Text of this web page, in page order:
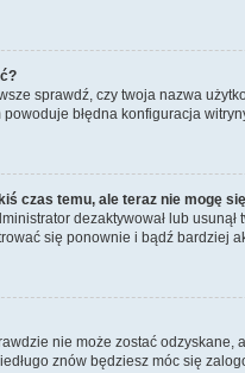
sprawdź, czy twoja nazwa
błędna konfiguracja
czas temu, ale teraz nie mogę
dezaktywował lub
się ponownie i bądź bardziej
nie może zostać
znów będziesz móc się